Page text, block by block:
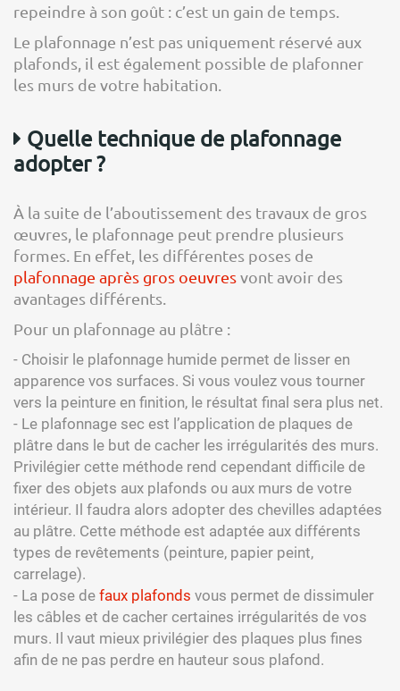
repeindre à son goût : c’est un gain de temps.
Le plafonnage n’est pas uniquement réservé aux
plafonds, il est également possible de plafonner
les murs de votre habitation.
Quelle technique de plafonnage
adopter ?
À la suite de l’aboutissement des travaux de gros
œuvres, le plafonnage peut prendre plusieurs
formes. En effet, les différentes poses de
plafonnage après gros oeuvresvont avoir des
avantages différents.
Pour un plafonnage au plâtre :
- Choisir le plafonnage humide permet de lisser en
apparence vos surfaces. Si vous voulez vous tourner
vers la peinture en finition, le résultat final sera plus net.
- Le plafonnage sec est l’application de plaques de
plâtre dans le but de cacher les irrégularités des murs.
Privilégier cette méthode rend cependant difficile de
fixer des objets aux plafonds ou aux murs de votre
intérieur. Il faudra alors adopter des chevilles adaptées
au plâtre. Cette méthode est adaptée aux différents
types de revêtements (peinture, papier peint,
carrelage).
- La pose de faux plafonds vous permet de dissimuler
les câbles et de cacher certaines irrégularités de vos
murs. Il vaut mieux privilégier des plaques plus fines
afin de ne pas perdre en hauteur sous plafond.